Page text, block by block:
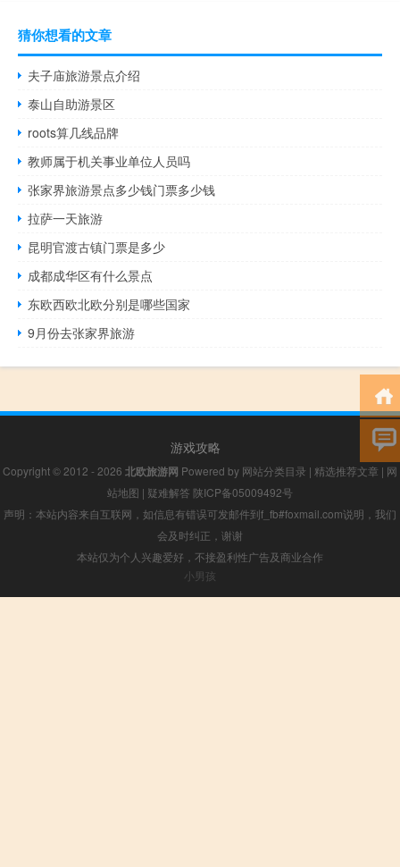
猜你想看的文章
夫子庙旅游景点介绍
泰山自助游景区
roots算几线品牌
教师属于机关事业单位人员吗
张家界旅游景点多少钱门票多少钱
拉萨一天旅游
昆明官渡古镇门票是多少
成都成华区有什么景点
东欧西欧北欧分别是哪些国家
9月份去张家界旅游
游戏攻略
Copyright © 2012 - 2026 北欧旅游网 Powered by 网站分类目录 | 精选推荐文章 | 网
站地图 | 疑难解答 陕ICP备05009492号
声明：本站内容来自互联网，如信息有错误可发邮件到f_fb#foxmail.com说明，我们
会及时纠正，谢谢
本站仅为个人兴趣爱好，不接盈利性广告及商业合作
小男孩